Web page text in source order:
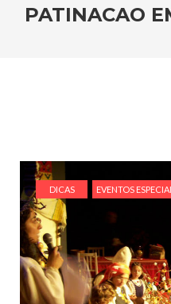
PATINACAO
DICAS EVENTOS